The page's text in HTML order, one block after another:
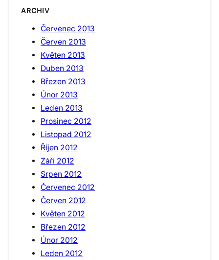
ARCHIV
Červenec 2013
Červen 2013
Květen 2013
Duben 2013
Březen 2013
Únor 2013
Leden 2013
Prosinec 2012
Listopad 2012
Říjen 2012
Září 2012
Srpen 2012
Červenec 2012
Červen 2012
Květen 2012
Březen 2012
Únor 2012
Leden 2012